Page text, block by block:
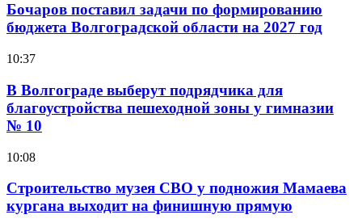
Бочаров поставил задачи по формированию
бюджета Волгоградской области на 2027 год
10:37
В Волгограде выберут подрядчика для
благоустройства пешеходной зоны у гимназии
№ 10
10:08
Строительство музея СВО у подножия Мамаева
кургана выходит на финишную прямую